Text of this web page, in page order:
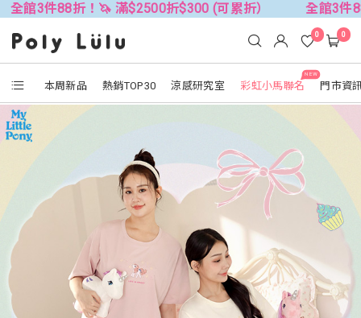
！🦄 滿$2500折$300 (可累折） 全館3件88折！🦄 滿
本周新品 熱銷TOP30 涼感研究室
NEW
彩虹小馬聯名 門市資
0 0